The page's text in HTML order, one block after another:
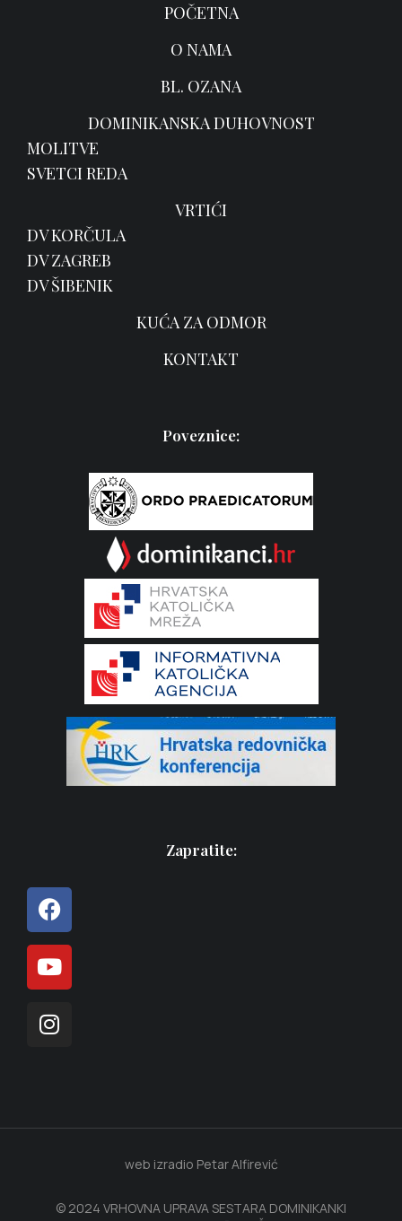
POČETNA
O NAMA
BL. OZANA
DOMINIKANSKA DUHOVNOST
MOLITVE
SVETCI REDA
VRTIĆI
DV KORČULA
DV ZAGREB
DV ŠIBENIK
KUĆA ZA ODMOR
KONTAKT
Poveznice:
Zapratite:
© 2024 VRHOVNA UPRAVA SESTARA DOMINIKANKI
web izradio Petar Alfirević